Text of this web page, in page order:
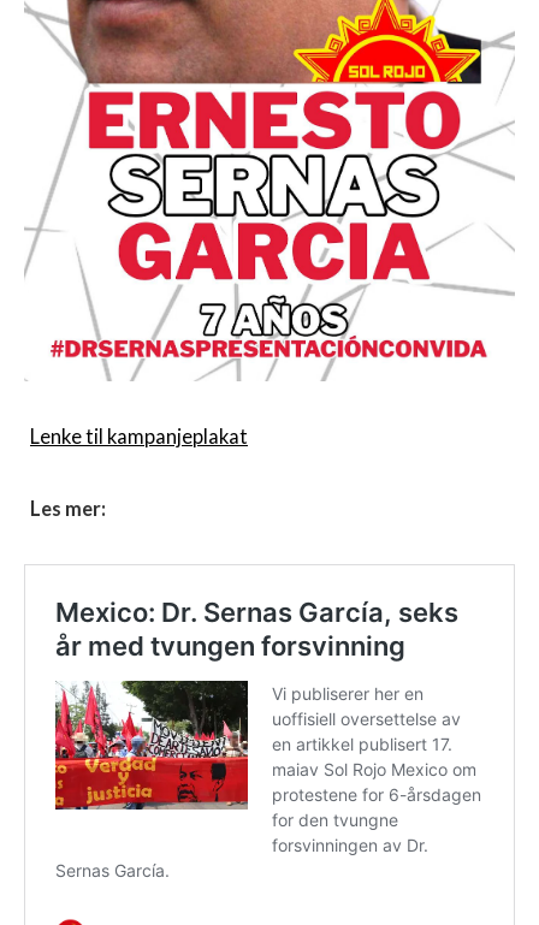
Lenke til kampanjeplakat
Les mer: